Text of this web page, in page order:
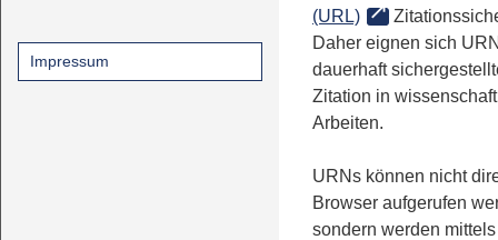
Impressum
(URL)
Daher eignen sich
dauerhaft
Zitation in
Arbeiten.
URNs können nicht
Browser aufgerufen
sondern werden